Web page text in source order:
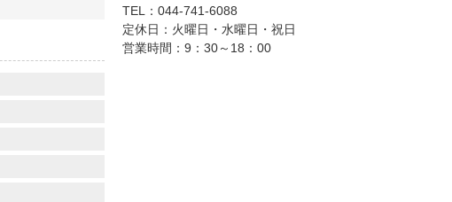
TEL：044-741-6088
定休日：火曜日・水曜日・祝日
営業時間：9：30～18：00